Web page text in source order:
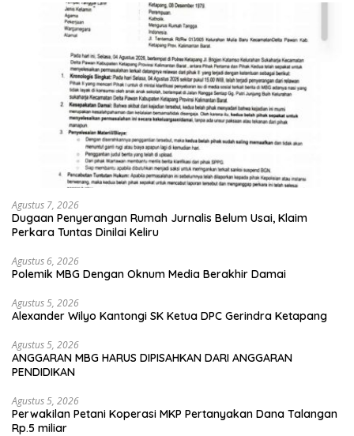
Agustus 7, 2026
Dugaan Penyerangan Rumah Jurnalis Belum Usai, Klaim
Perkara Tuntas Dinilai Keliru
Agustus 6, 2026
Polemik MBG Dengan Oknum Media Berakhir Damai
Agustus 5, 2026
Alexander Wilyo Kantongi SK Ketua DPC Gerindra Ketapang
Agustus 5, 2026
ANGGARAN MBG HARUS DIPISAHKAN DARI ANGGARAN
PENDIDIKAN
Agustus 5, 2026
Perwakilan Petani Koperasi MKP Pertanyakan Dana Talangan
Rp.5 miliar